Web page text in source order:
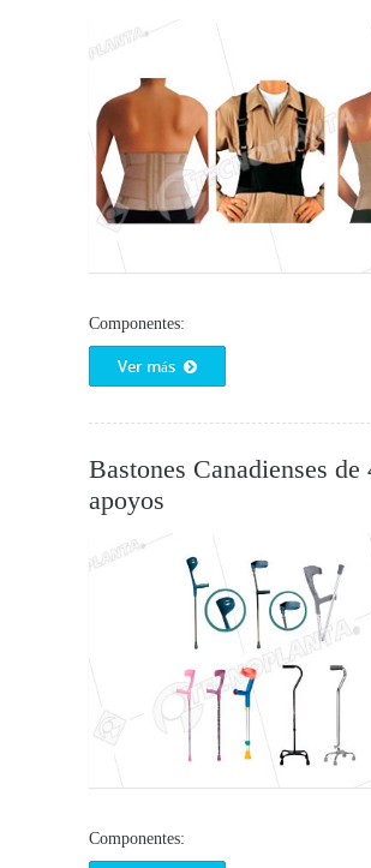
Componentes:
Ver más
Bastones Canadienses de
apoyos
Componentes: